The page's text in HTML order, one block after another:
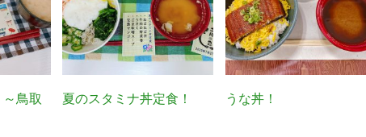
鳥取
夏のスタミナ丼定食！ うな丼！